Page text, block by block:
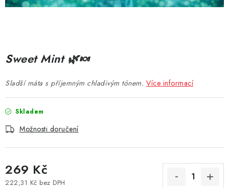
Vše o nákupu Jak reklamovat či vrátit zboží
Kontakty
Prodejny Volná místa
Sweet Mint 🌿🍬
Sladší máta s příjemným chladivým tónem. Více informací
Skladem
Možnosti doručení
269 Kč
222,31 Kč bez DPH